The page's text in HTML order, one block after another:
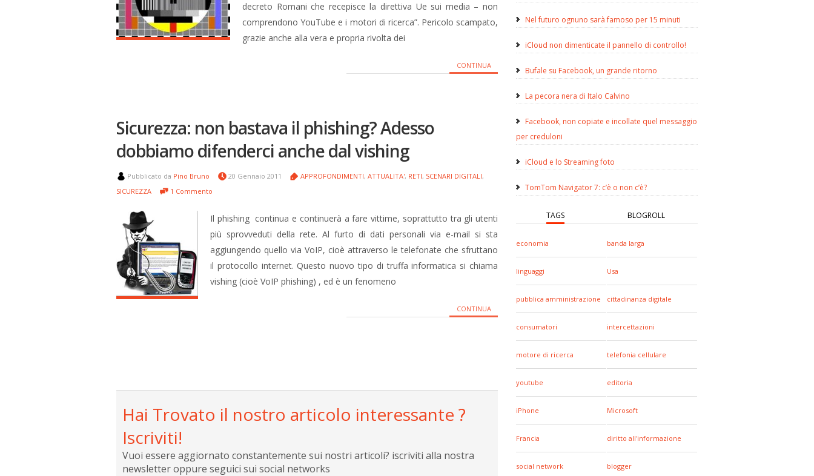
Nel futuro ognuno sarà famoso per 15 minuti
iCloud non dimenticate il pannello di controllo!
Bufale su Facebook, un grande ritorno
La pecora nera di Italo Calvino
Facebook, non copiate e incollate quel messaggio
per creduloni
iCloud e lo Streaming foto
TomTom Navigator 7: c’è o non c’è?
TAGS BLOGROLL
economia banda larga
linguaggi Usa
pubblica amministrazione cittadinanza digitale
consumatori intercettazioni
motore di ricerca telefonia cellulare
youtube editoria
iPhone Microsoft
Francia diritto all'informazione
social network blogger
decreto Romani che recepisce la direttiva Ue sui media – non
comprendono YouTube e i motori di ricerca”. Pericolo scampato,
grazie anche alla vera e propria rivolta dei
CONTINUA
Sicurezza: non bastava il phishing? Adesso
dobbiamo difenderci anche dal vishing
Pubblicato da Pino Bruno 20 Gennaio 2011 APPROFONDIMENTI, ATTUALITA', RETI, SCENARI DIGITALI,
SICUREZZA
1 Commento
Il phishing continua e continuerà a fare vittime, soprattutto tra gli utenti
più sprovveduti della rete. Al furto di dati personali via e-mail si sta
aggiungendo quello via VoIP, cioè attraverso le telefonate che sfruttano
il protocollo internet. Questo nuovo tipo di truffa informatica si chiama
vishing (cioè VoIP phishing) , ed è un fenomeno
CONTINUA
Hai Trovato il nostro articolo interessante ?
Iscriviti!
Vuoi essere aggiornato constantemente sui nostri articoli? iscriviti alla nostra
newsletter oppure seguici sui social networks